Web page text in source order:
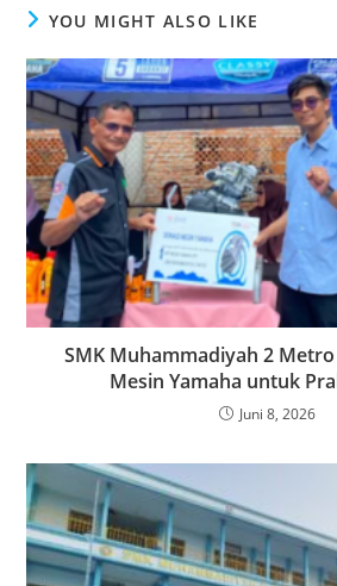
YOU MIGHT ALSO LIKE
SMK Muhammadiyah 2
Mesin Yamaha untuk
Juni 8, 2026